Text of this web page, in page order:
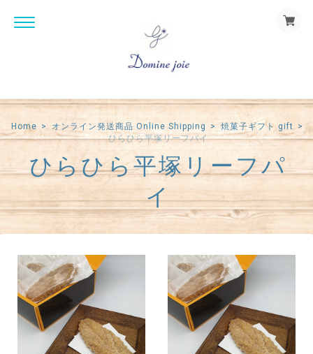
Home オンライン発送商品 Online Shipping
焼菓子ギフト gift
ひらひら平塚リーフパイ
ひらひら平塚リーフパ
イ